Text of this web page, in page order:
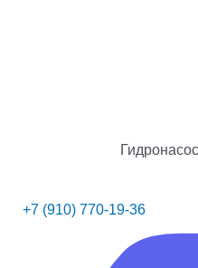
+7 (910) 770-19-36